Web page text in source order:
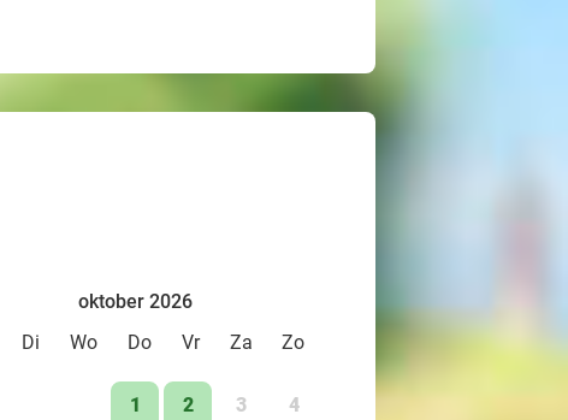
oktober 2026
Di Wo Do Vr Za Zo
1 2 3 4